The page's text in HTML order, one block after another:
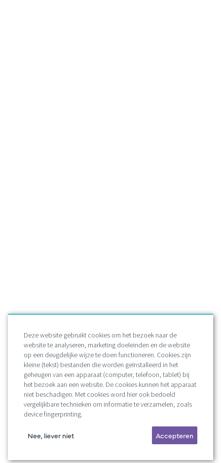
Deze website gebruikt cookies om het bezoek naar de
website te analyseren, marketing doeleinden en de website
op een deugdelijke wijze te doen functioneren. Cookies zijn
kleine (tekst) bestanden die worden geïnstalleerd in het
geheugen van een apparaat (computer, telefoon, tablet) bij
het bezoek aan een website. De cookies kunnen het apparaat
niet beschadigen. Met cookies word hier ook bedoeld
vergelijkbare technieken om informatie te verzamelen, zoals
device fingerprinting.
Nee, liever niet Accepteren